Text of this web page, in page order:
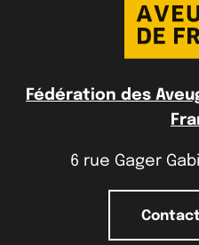
Fédération des
6 rue Gager